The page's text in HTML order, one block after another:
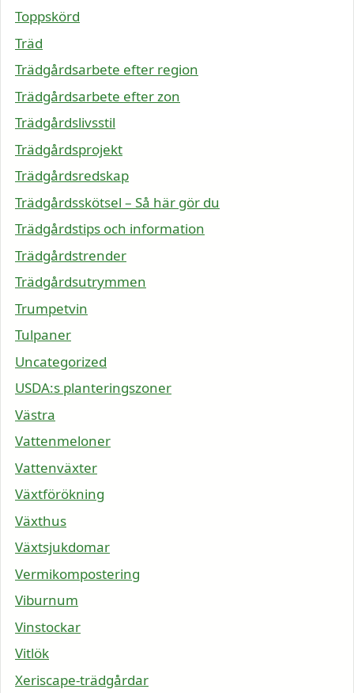
Toppskörd
Träd
Trädgårdsarbete efter region
Trädgårdsarbete efter zon
Trädgårdslivsstil
Trädgårdsprojekt
Trädgårdsredskap
Trädgårdsskötsel – Så här gör du
Trädgårdstips och information
Trädgårdstrender
Trädgårdsutrymmen
Trumpetvin
Tulpaner
Uncategorized
USDA:s planteringszoner
Västra
Vattenmeloner
Vattenväxter
Växtförökning
Växthus
Växtsjukdomar
Vermikompostering
Viburnum
Vinstockar
Vitlök
Xeriscape-trädgårdar